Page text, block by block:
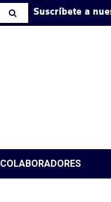
Suscríbete a
COLABORADORES